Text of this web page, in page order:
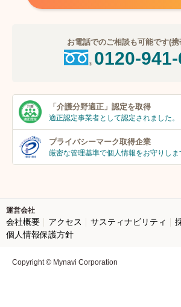
お電話でのご相談も可能です(
0120-
「介護分野適正」 認定を取得
適正認定事業者として認定されました。
プライバシーマーク取得企業
厳密な管理基準で個人情報をお守りしま
運営会社
会社概要 アクセス サスティナビリティ
個人情報保護方針
Copyright © Mynavi Corporation